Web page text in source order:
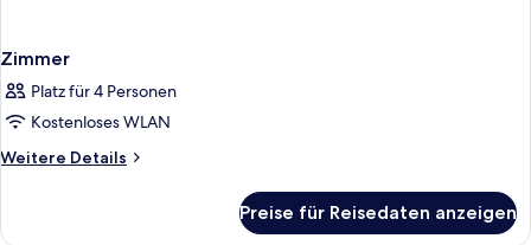
Zimmer
Platz für 4 Personen
Kostenloses WLAN
Weitere Details
Weitere
Preise für Reisedaten anzeigen